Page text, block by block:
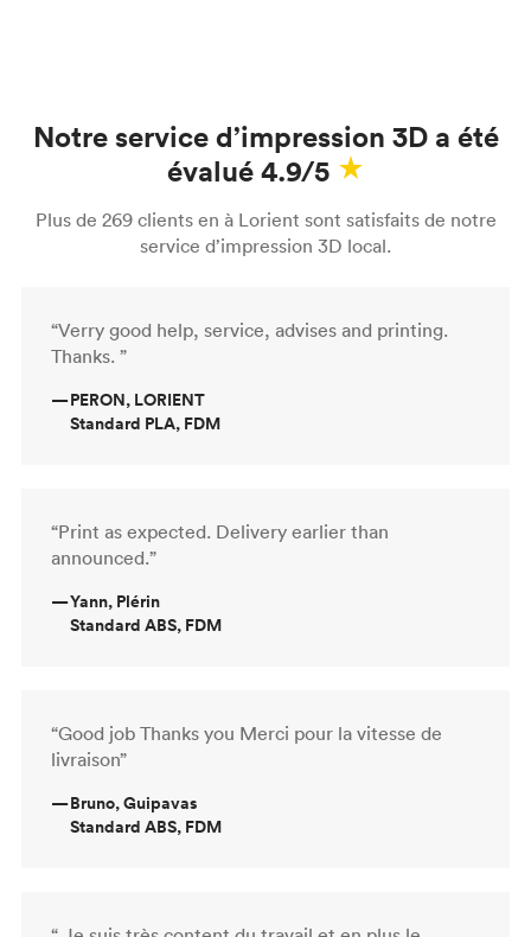
Notre service d’impression 3D a été
évalué 4.9/5
Plus de 269 clients en à Lorient sont satisfaits de notre
service d’impression 3D local.
“Verry good help, service, advises and printing.
Thanks. ”
—PERON, LORIENT
Standard PLA, FDM
“Print as expected. Delivery earlier than
announced.”
—Yann, Plérin
Standard ABS, FDM
“Good job Thanks you Merci pour la vitesse de
livraison”
—Bruno, Guipavas
Standard ABS, FDM